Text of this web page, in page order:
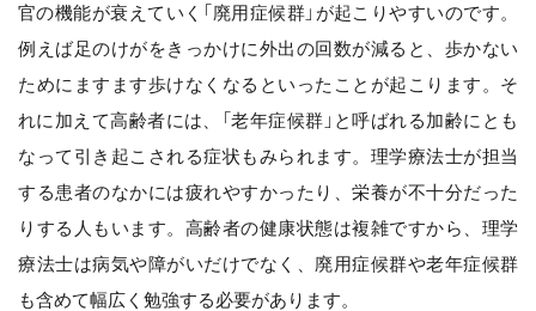
官の機能が衰えていく「廃用症候群」が起こりやすいのです。
例えば足のけがをきっかけに外出の回数が減ると、歩かない
ためにますます歩けなくなるといったことが起こります。そ
れに加えて高齢者には、「老年症候群」と呼ばれる加齢にとも
なって引き起こされる症状もみられます。理学療法士が担当
する患者のなかには疲れやすかったり、栄養が不十分だった
りする人もいます。高齢者の健康状態は複雑ですから、理学
療法士は病気や障がいだけでなく、廃用症候群や老年症候群
も含めて幅広く勉強する必要があります。